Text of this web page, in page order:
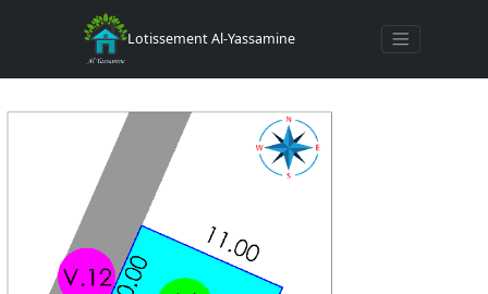
Lotissement Al-Yassamine Toggle